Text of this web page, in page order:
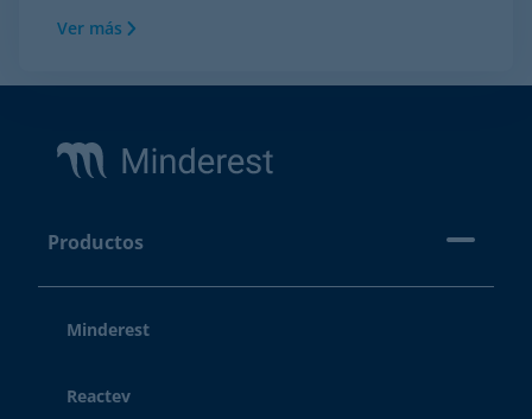
Ver más
Productos
Minderest
Reactev